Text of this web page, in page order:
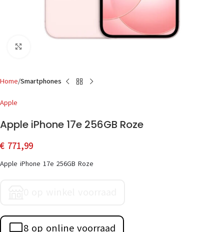
Home Smartphones
Apple
Apple iPhone 17e 256GB Roze
€ 771,99
Apple iPhone 17e 256GB Roze
8 op online voorraad